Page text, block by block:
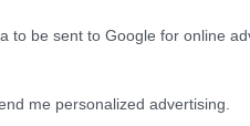
to be sent to Google for online
me personalized advertising.